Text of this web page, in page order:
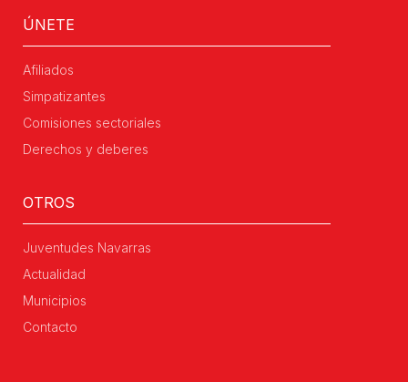
ÚNETE
Afiliados
Simpatizantes
Comisiones sectoriales
Derechos y deberes
OTROS
Juventudes Navarras
Actualidad
Municipios
Contacto